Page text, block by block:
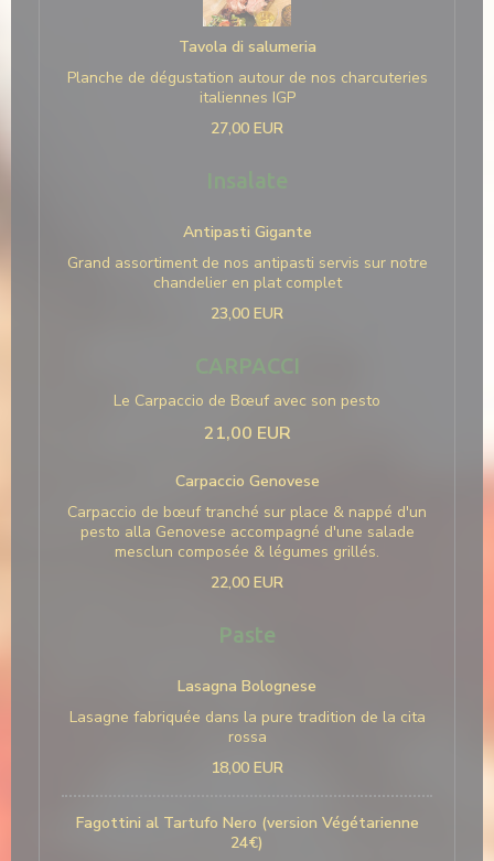
Tavola di salumeria
Planche de dégustation autour de nos charcuteries
italiennes IGP
27,00 EUR
Antipasti Gigante
Grand assortiment de nos antipasti servis sur notre
chandelier en plat complet
23,00 EUR
CARPACCI
Le Carpaccio de Bœuf avec son pesto
21,00 EUR
Carpaccio Genovese
Carpaccio de bœuf tranché sur place & nappé d'un
pesto alla Genovese accompagné d'une salade
mesclun composée & légumes grillés.
22,00 EUR
Paste
Lasagna Bolognese
Lasagne fabriquée dans la pure tradition de la cita
rossa
18,00 EUR
Fagottini al Tartufo Nero (version Végétarienne
24€)